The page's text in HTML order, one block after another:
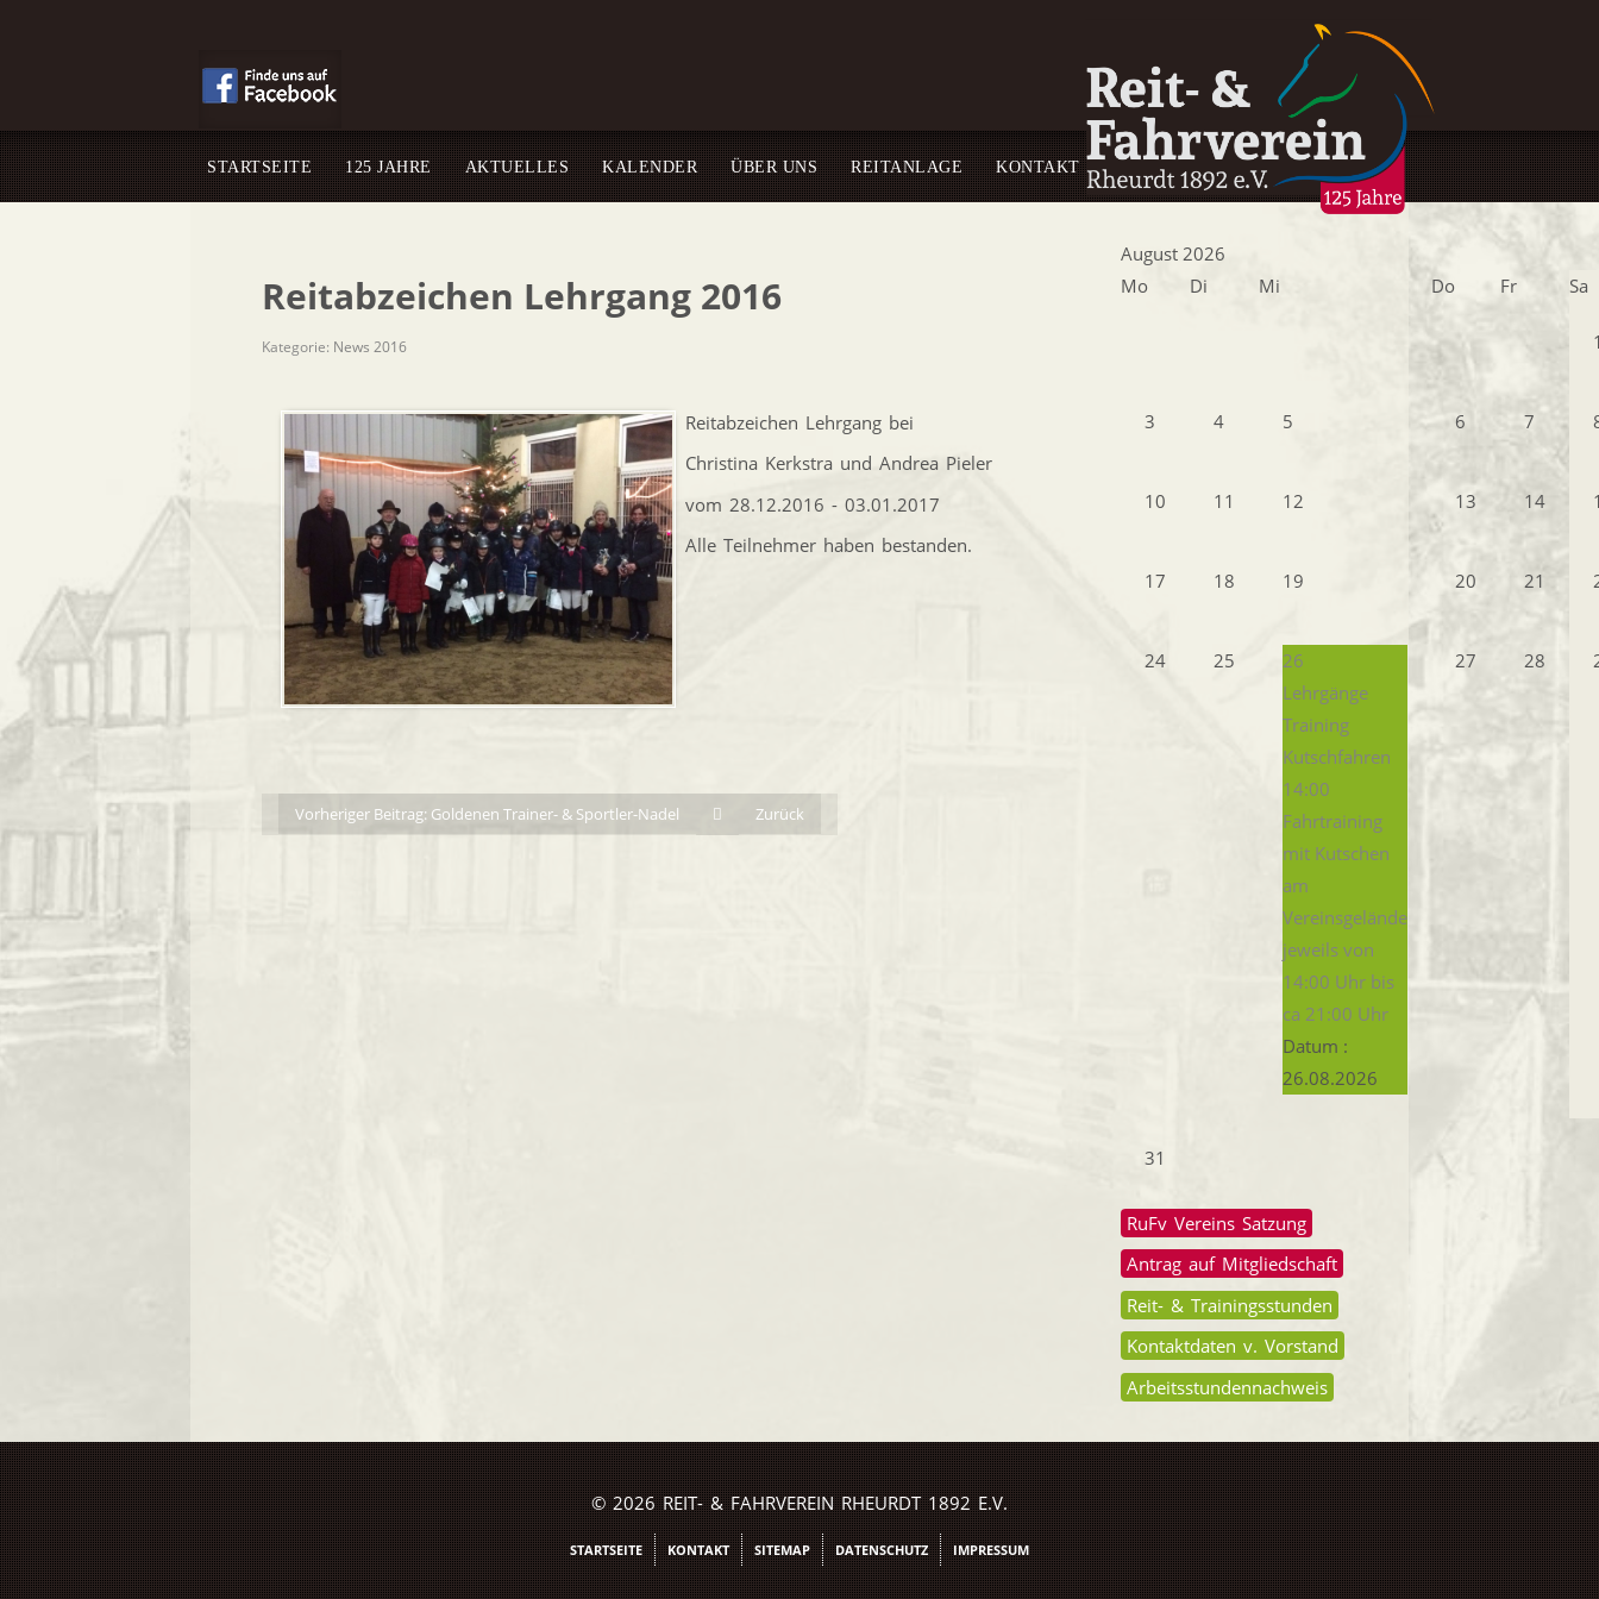
STARTSEITE 125 JAHRE AKTUELLES KALENDER ÜBER UNS REITANLAGE KONTAKT
Reitabzeichen Lehrgang 2016
Kategorie: News 2016
Reitabzeichen Lehrgang bei
Christina Kerkstra und Andrea Pieler
vom 28.12.2016 - 03.01.2017
Alle Teilnehmer haben bestanden.
Vorheriger Beitrag: Goldenen Trainer- & Sportler-Nadel Zurück
August 2026
Mo
Di Mi Do Fr Sa
3 4 5 6 7
10 11 12 13 14
17 18 19 20 21
24 25
26
Lehrgänge
Training
Kutschfahren
14:00
Fahrtraining
mit Kutschen
am
Vereinsgelände
jeweils von
14:00 Uhr bis
ca 21:00 Uhr
Datum :
26.08.2026
27 28
31
RuFv Vereins Satzung
Antrag auf Mitgliedschaft
Reit- & Trainingsstunden
Kontaktdaten v. Vorstand
Arbeitsstundennachweis
© 2026 REIT- & FAHRVEREIN RHEURDT 1892 E.V.
STARTSEITE KONTAKT SITEMAP DATENSCHUTZ IMPRESSUM